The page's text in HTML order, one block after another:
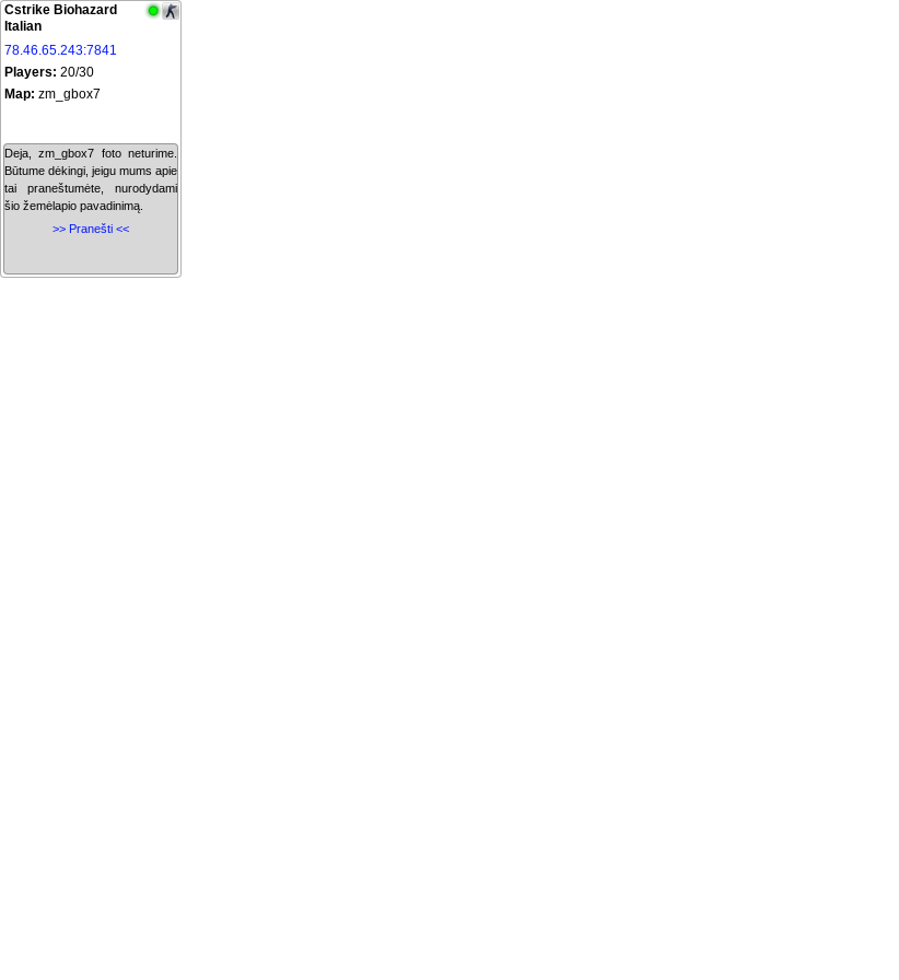
Cstrike Biohazard
Italian
78.46.65.243:7841
Players: 20/30
Map: zm_gbox7
Deja, zm_gbox7 foto neturime.
Būtume dėkingi, jeigu mums apie
tai praneštumėte, nurodydami
šio žemėlapio pavadinimą.
>> Pranešti <<